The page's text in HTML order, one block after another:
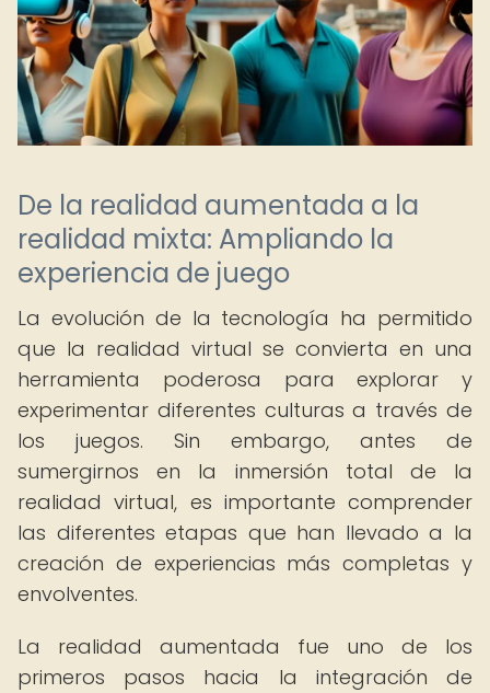
De la realidad aumentada a la
realidad mixta: Ampliando la
experiencia de juego
La evolución de la tecnología ha permitido
que la realidad virtual se convierta en una
herramienta poderosa para explorar y
experimentar diferentes culturas a través de
los juegos. Sin embargo, antes de
sumergirnos en la inmersión total de la
realidad virtual, es importante comprender
las diferentes etapas que han llevado a la
creación de experiencias más completas y
envolventes.
La realidad aumentada fue uno de los
primeros pasos hacia la integración de